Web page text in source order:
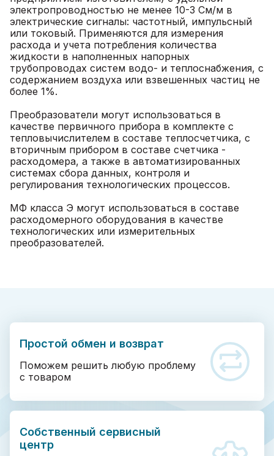
электропроводностью не менее 10-3 См/м в
электрические сигналы: частотный, импульсный
или токовый. Применяются для измерения
расхода и учета потребления количества
жидкости в наполненных напорных
трубопроводах систем водо- и теплоснабжения, с
содержанием воздуха или взвешенных частиц не
более 1%.
Преобразователи могут использоваться в
качестве первичного прибора в комплекте с
тепловычислителем в составе теплосчетчика, с
вторичным прибором в составе счетчика -
расходомера, а также в автоматизированных
системах сбора данных, контроля и
регулирования технологических процессов.
МФ класса Э могут использоваться в составе
расходомерного оборудования в качестве
технологических или измерительных
преобразователей.
Простой обмен и возврат
Поможем решить любую проблему
с товаром
Собственный сервисный
центр